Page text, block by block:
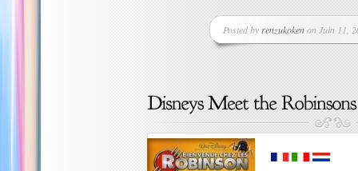
Posted by renzukokenon Juin 11,